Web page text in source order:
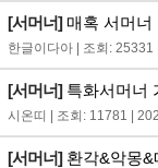
[서머너]매혹 서머너
한글이다아 | 조회:
[서머너]특화서머너
시온띠 | 조회: 11781 |
[서머너]환각&악몽&